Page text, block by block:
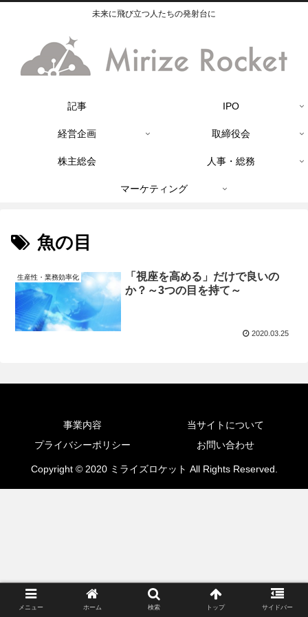
未来に飛び立つ人たちの発射台に
記事 IPO
経営企画 取締役会
株主総会 人事・総務
マーケティング
魚の目
生産性・業務効率化
「視座を高める」だけで良いの
か？～3つの目を持て～
2020.03.25
事業内容
当サイトについて
プライバシーポリシー
お問い合わせ
Copyright © 2020 ミライズロケット All Rights Reserved.
メニュー ホーム 検索 トップ サイドバー